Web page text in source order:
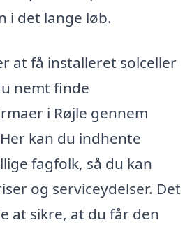
i det lange løb.
at få installeret solceller
nemt finde
i Røjle gennem
kan du indhente
fagfolk, så du kan
og serviceydelser. Det
at sikre, at du får den